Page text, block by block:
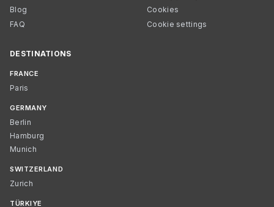
Blog
FAQ
Cookies
Cookie settings
DESTINATIONS
FRANCE
Paris
GERMANY
Berlin
Hamburg
Munich
SWITZERLAND
Zurich
TÜRKIYE